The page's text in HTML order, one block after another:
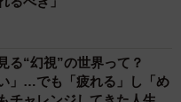
る“幻視”の世界って？
」…でも「疲れる」し「め